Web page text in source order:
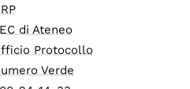
di Ateneo
Protocollo
Verde